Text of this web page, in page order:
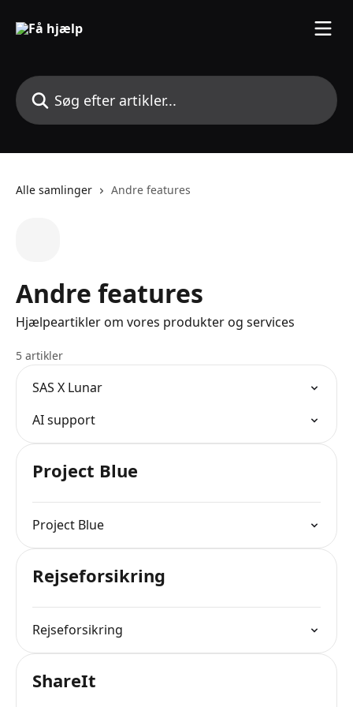
Søg efter artikler...
Alle samlinger Andre features
Andre features
Hjælpeartikler om vores produkter og services
5 artikler
SAS X Lunar
AI support
Project Blue
Project Blue
Rejseforsikring
Rejseforsikring
ShareIt